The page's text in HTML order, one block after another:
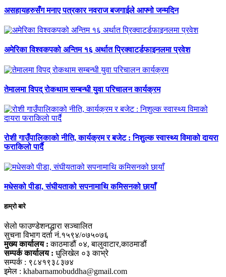
असहायहरुसँग मनाए पत्रकार नवराज बजगाईले आफ्नो जन्मदिन
अमेरिका विश्वकपको अन्तिम १६ अर्थात प्रिक्वाटर्डफाइनलमा प्रवेश
तेमालमा विपद् रोकथाम सम्बन्धी युवा परिचालन कार्यक्रम
रोशी गाउँपालिकाको नीति, कार्यक्रम र बजेट : निशुल्क स्वास्थ्य विमाको दायरा
फराकिलो पार्दै
मधेसको पीडा, संघीयताको सपनामाथि कमिसनको छायाँ
हाम्रो बारे
सेलो फाउण्डेशनद्धारा सञ्चालित
सुचना विभाग दर्ता नं.१५९४/०७५०७६
मुख्य कार्यालय : काठमाडौं ०४, बालुवाटार,काठमाडौं
सम्पर्क कार्यालय : धुलिखेल ०३ काभ्रे
सम्पर्क : ९८४१९३८३७४
इमेल : khabarnamobuddha@gmail.com